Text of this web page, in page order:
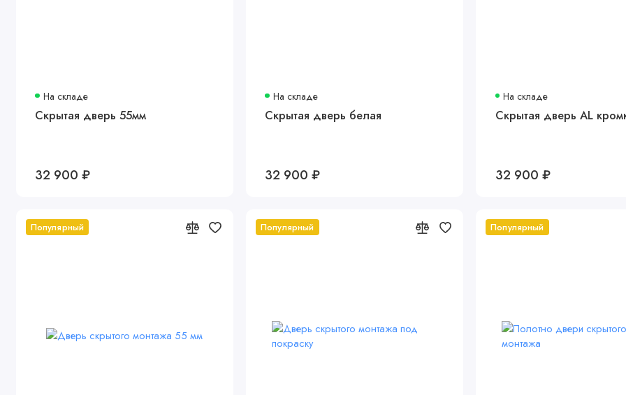
На складе
Скрытая дверь 55мм
32 900 ₽
На складе
Скрытая дверь белая
32 900 ₽
На складе
Скрытая дверь AL
32 900 ₽
Популярный Популярный Популярный